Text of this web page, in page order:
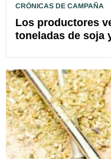
CRÓNICAS DE CAMPAÑA
Los productores
toneladas de soja